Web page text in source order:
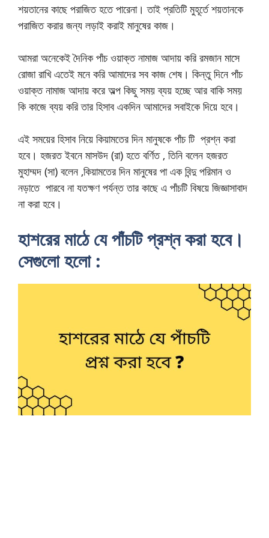
শয়তানের কাছে পরাজিত হতে পারেনা। তাই প্রতিটি মুহূর্তে শয়তানকে
পরাজিত করার জন্য লড়াই করাই মানুষের কাজ।
আমরা অনেকেই দৈনিক পাঁচ ওয়াক্ত নামাজ আদায় করি রমজান মাসে
রোজা রাখি এতেই মনে করি আমাদের সব কাজ শেষ। কিন্তু দিনে পাঁচ
ওয়াক্ত নামাজ আদায় করে অল্প কিছু সময় ব্যয় হচ্ছে আর বাকি সময়
কি কাজে ব্যয় করি তার হিসাব একদিন আমাদের সবাইকে দিয়ে হবে।
এই সময়ের হিসাব নিয়ে কিয়ামতের দিন মানুষকে পাঁচ টি প্রশ্ন করা
হবে। হজরত ইবনে মাসউদ (রা) হতে বর্ণিত , তিনি বলেন হজরত
মুহাম্মদ (সা) বলেন ,কিয়ামতের দিন মানুষের পা এক বিন্দু পরিমান ও
নড়াতে পারবে না যতক্ষণ পর্যন্ত তার কাছে এ পাঁচটি বিষয়ে জিজ্ঞাসাবাদ
না করা হবে।
হাশরের মাঠে যে পাঁচটি প্রশ্ন করা হবে।
সেগুলো হলো :